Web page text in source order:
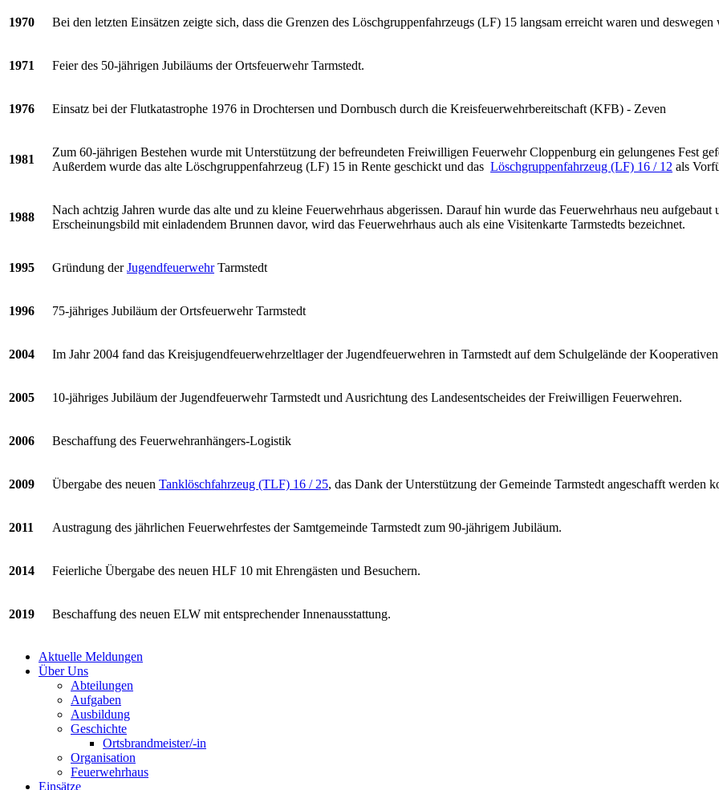
1970 Bei den letzten Einsätzen zeigte sich, dass die Grenzen des Löschgruppenfahrzeugs (LF) 15 langsam erreicht waren und
1971 Feier des 50-jährigen Jubiläums der Ortsfeuerwehr Tarmstedt.
1976 Einsatz bei der Flutkatastrophe 1976 in Drochtersen und Dornbusch durch die Kreisfeuerwehrbereitschaft (KFB) - Zeven
1981
Zum 60-jährigen Bestehen wurde mit Unterstützung der befreundeten Freiwilligen Feuerwehr Cloppenburg ein gelungenes Fest
Außerdem wurde das alte Löschgruppenfahrzeug (LF) 15 in Rente geschickt und das Löschgruppenfahrzeug (LF) 16 / 12 als
1988
Nach achtzig Jahren wurde das alte und zu kleine Feuerwehrhaus abgerissen. Darauf hin wurde das Feuerwehrhaus neu
Erscheinungsbild mit einladendem Brunnen davor, wird das Feuerwehrhaus auch als eine Visitenkarte Tarmstedts bezeichnet.
1995 Gründung derJugendfeuerwehrTarmstedt
1996 75-jähriges Jubiläum der Ortsfeuerwehr Tarmstedt
2004 Im Jahr 2004 fand das Kreisjugendfeuerwehrzeltlager der Jugendfeuerwehren in Tarmstedt auf dem Schulgelände der
2005 10-jähriges Jubiläum der Jugendfeuerwehr Tarmstedt und Ausrichtung des Landesentscheides der Freiwilligen Feuerwehren.
2006 Beschaffung des Feuerwehranhängers-Logistik
2009 Übergabe des neuen Tanklöschfahrzeug (TLF) 16 / 25, das Dank der Unterstützung der Gemeinde Tarmstedt angeschafft werden
2011 Austragung des jährlichen Feuerwehrfestes der Samtgemeinde Tarmstedt zum 90-jährigem Jubiläum.
2014 Feierliche Übergabe des neuen HLF 10 mit Ehrengästen und Besuchern.
2019 Beschaffung des neuen ELW mit entsprechender Innenausstattung.
Aktuelle Meldungen
Über Uns
Abteilungen
Aufgaben
Ausbildung
Geschichte
Ortsbrandmeister/-in
Organisation
Feuerwehrhaus
Einsätze